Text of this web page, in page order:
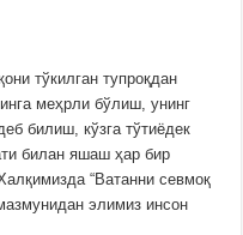
тўкилган тупроқдан
меҳрли бўлиш, унинг
билиш, кўзга тўтиёдек
билан яшаш ҳар бир
“Ватанни севмоқ
элимиз инсон